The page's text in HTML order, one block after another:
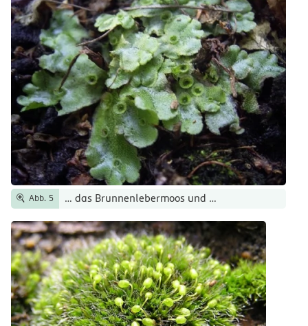
Abb. 5 … das Brunnenlebermoos und …